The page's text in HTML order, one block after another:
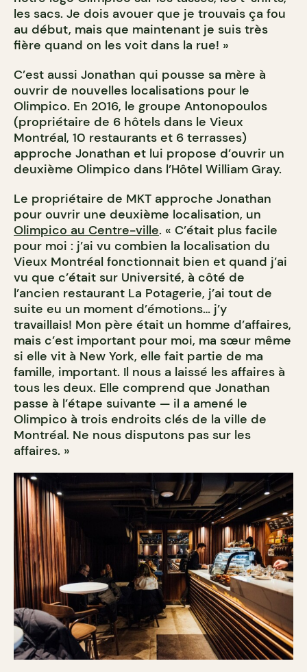
les sacs. Je dois avouer que je trouvais ça fou
au début, mais que maintenant je suis très
fière quand on les voit dans la rue! »
C’est aussi Jonathan qui pousse sa mère à
ouvrir de nouvelles localisations pour le
Olimpico. En 2016, le groupe Antonopoulos
(propriétaire de 6 hôtels dans le Vieux
Montréal, 10 restaurants et 6 terrasses)
approche Jonathan et lui propose d’ouvrir un
deuxième Olimpico dans l’Hôtel William Gray.
Le propriétaire de MKT approche Jonathan
pour ouvrir une deuxième localisation, un
Olimpico au Centre-ville. « C’était plus facile
pour moi : j’ai vu combien la localisation du
Vieux Montréal fonctionnait bien et quand j’ai
vu que c’était sur Université, à côté de
l’ancien restaurant La Potagerie, j’ai tout de
suite eu un moment d’émotions… j’y
travaillais! Mon père était un homme d’affaires,
mais c’est important pour moi, ma sœur même
si elle vit à New York, elle fait partie de ma
famille, important. Il nous a laissé les affaires à
tous les deux. Elle comprend que Jonathan
passe à l’étape suivante — il a amené le
Olimpico à trois endroits clés de la ville de
Montréal. Ne nous disputons pas sur les
affaires. »